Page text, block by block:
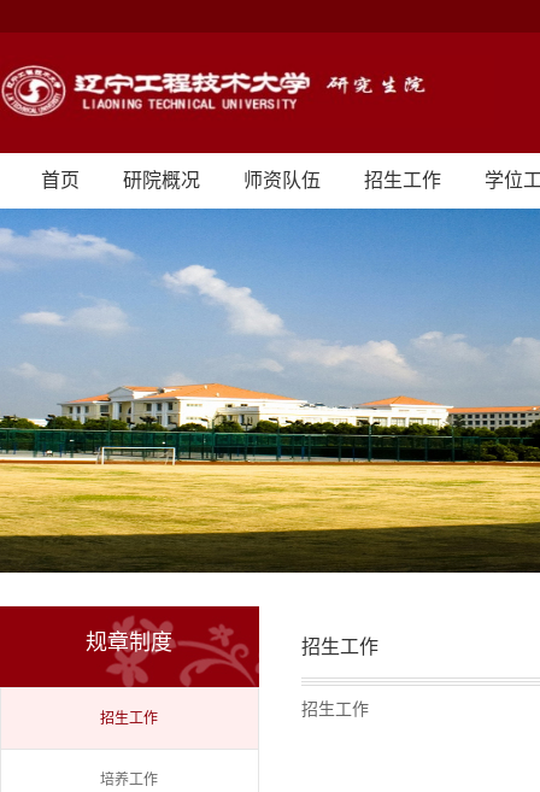
首页 研院概况 师资队伍 招生工作 学位
规章制度
招生工作
培养工作
招生工作
招生工作